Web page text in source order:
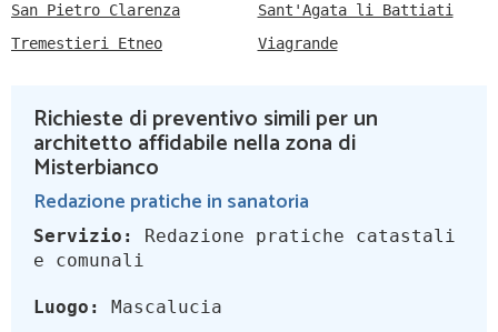
San Pietro Clarenza
Sant'Agata li Battiati
Tremestieri Etneo
Viagrande
Richieste di preventivo simili per un
architetto affidabile nella zona di
Misterbianco
Redazione pratiche in sanatoria
Servizio:
Redazione pratiche catastali
e comunali
Luogo: Mascalucia